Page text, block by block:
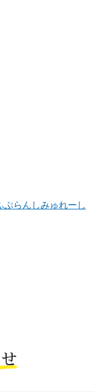
ぷらんしみゅれーし